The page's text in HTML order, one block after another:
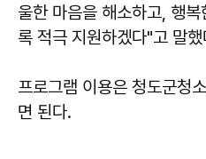
울한 마음을 해소하고, 행
록 적극 지원하겠다"고 말했
프로그램 이용은 청도군청
면 된다.